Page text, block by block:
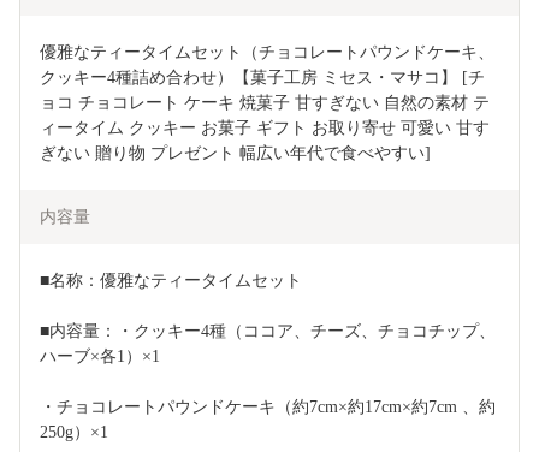
優雅なティータイムセット（チョコレートパウンドケーキ、
クッキー4種詰め合わせ）【菓子工房 ミセス・マサコ】 [チ
ョコ チョコレート ケーキ 焼菓子 甘すぎない 自然の素材 テ
ィータイム クッキー お菓子 ギフト お取り寄せ 可愛い 甘す
ぎない 贈り物 プレゼント 幅広い年代で食べやすい]
内容量
■名称：優雅なティータイムセット
■内容量：・クッキー4種（ココア、チーズ、チョコチップ、
ハーブ×各1）×1
・チョコレートパウンドケーキ（約7cm×約17cm×約7cm 、約
250g）×1